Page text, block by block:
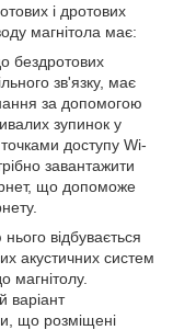
і дротових
магнітола має:
бездротових
зв'язку, має
за допомогою
зупинок у
доступу Wi-
завантажити
що допоможе
відбувається
акустичних систем
магнітолу.
варіант
що розміщені